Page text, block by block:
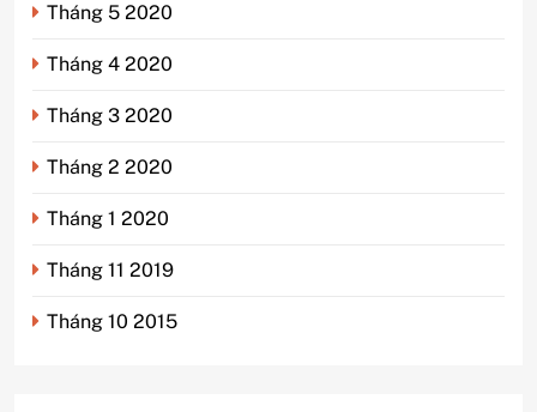
Tháng 5 2020
Tháng 4 2020
Tháng 3 2020
Tháng 2 2020
Tháng 1 2020
Tháng 11 2019
Tháng 10 2015